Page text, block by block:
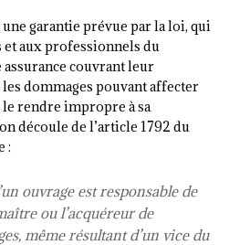
une garantie prévue par la loi, qui
aux professionnels du
couvrant leur
dommages pouvant affecter
rendre impropre à sa
découle de l’article 1792 du
:
ouvrage est responsable de
ou l’acquéreur de
même résultant d’un vice du